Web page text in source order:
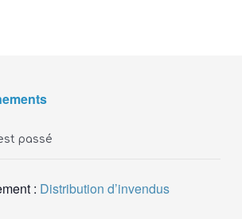
passé
: Distribution d’invendus